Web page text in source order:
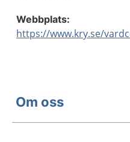
Webbplats:
Om oss